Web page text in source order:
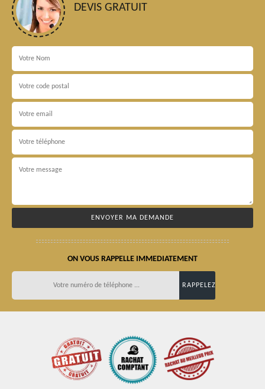
DEVIS GRATUIT
ON VOUS RAPPELLE IMMEDIATEMENT